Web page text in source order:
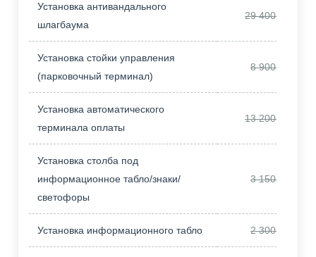
Установка антивандального
шлагбаума
29 400,00
Установка стойки управления
(парковочный терминал)
8 900,00
Установка автоматического
терминала оплаты
13 200,00
Установка столба под
информационное табло/знаки/
светофоры
3 150,00
Установка информационного табло 2 300,00